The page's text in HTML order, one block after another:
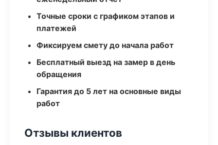
Точные сроки с графиком этапов и
платежей
Фиксируем смету до начала работ
Бесплатный выезд на замер в день
обращения
Гарантия до 5 лет на основные виды
работ
Отзывы клиентов